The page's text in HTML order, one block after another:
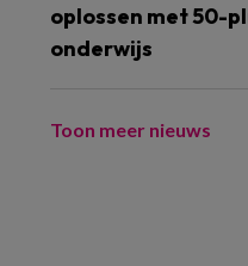
oplossen met 50-
onderwijs
Toon meer nieuws